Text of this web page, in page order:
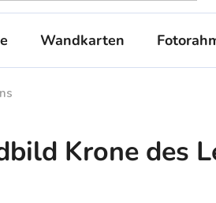
Wandkarten
Krone des